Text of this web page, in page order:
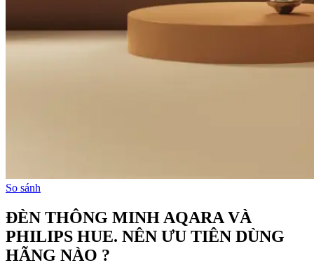
So sánh
ĐÈN THÔNG MINH AQARA VÀ
PHILIPS HUE. NÊN ƯU TIÊN DÙNG
HÃNG NÀO ?